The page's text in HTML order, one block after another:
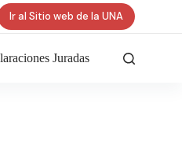
Ir al Sitio web de la UNA
Juradas